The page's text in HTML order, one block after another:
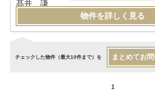
物件を詳しく見る
チェックした物件（最大10件まで）を まとめてお
1